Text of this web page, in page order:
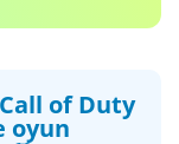
of Duty
oyun